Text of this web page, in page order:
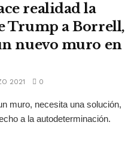
realidad la
Trump a Borrell,
nuevo muro en
2021 0
muro, necesita una solución,
a la autodeterminación.